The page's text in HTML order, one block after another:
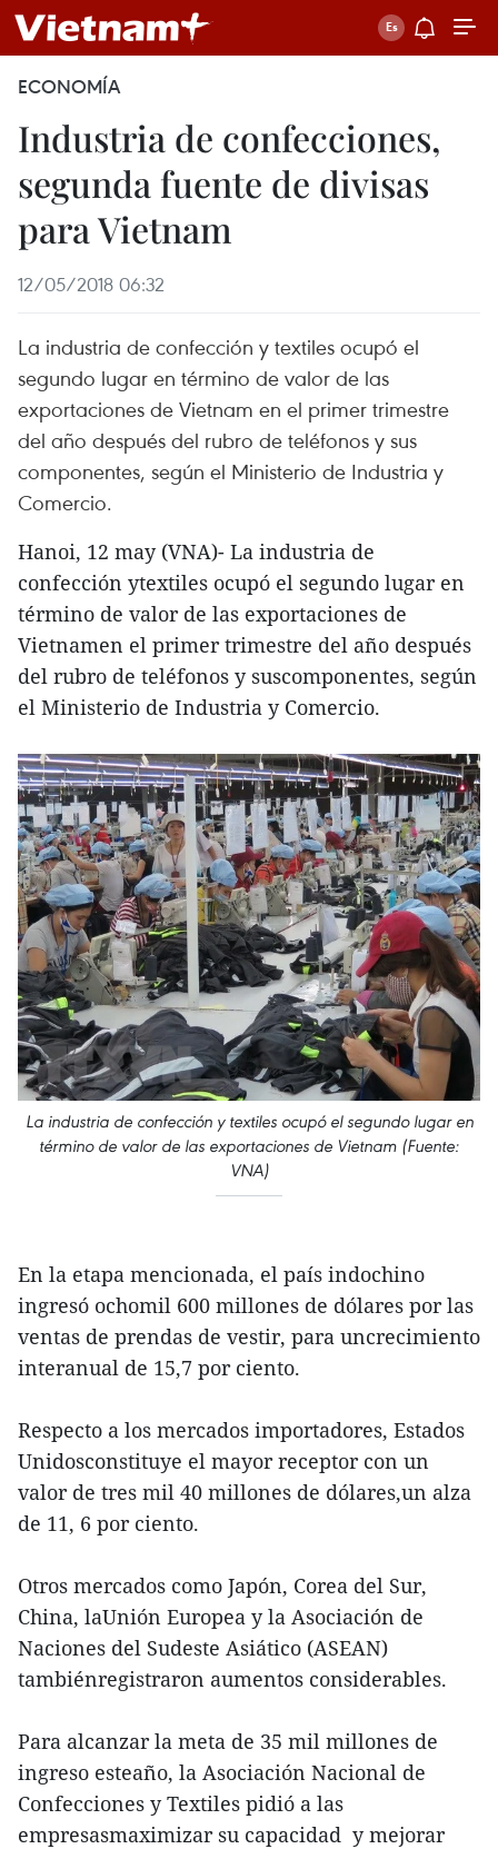
ECONOMÍA
Industria de confecciones,
segunda fuente de divisas
para Vietnam
12/05/2018 06:32
La industria de confección y textiles ocupó el
segundo lugar en término de valor de las
exportaciones de Vietnam en el primer trimestre
del año después del rubro de teléfonos y sus
componentes, según el Ministerio de Industria y
Comercio.
Hanoi, 12 may (VNA)- La industria de
confección ytextiles ocupó el segundo lugar en
término de valor de las exportaciones de
Vietnamen el primer trimestre del año después
del rubro de teléfonos y suscomponentes, según
el Ministerio de Industria y Comercio.
La industria de confección y textiles ocupó el segundo lugar en
término de valor de las exportaciones de Vietnam (Fuente:
VNA)
En la etapa mencionada, el país indochino
ingresó ochomil 600 millones de dólares por las
ventas de prendas de vestir, para uncrecimiento
interanual de 15,7 por ciento.
Respecto a los mercados importadores, Estados
Unidosconstituye el mayor receptor con un
valor de tres mil 40 millones de dólares,un alza
de 11, 6 por ciento.
Otros mercados como Japón, Corea del Sur,
China, laUnión Europea y la Asociación de
Naciones del Sudeste Asiático (ASEAN)
tambiénregistraron aumentos considerables.
Para alcanzar la meta de 35 mil millones de
ingreso esteaño, la Asociación Nacional de
Confecciones y Textiles pidió a las
empresasmaximizar su capacidad y mejorar